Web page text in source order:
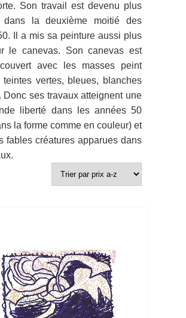
Son travail est devenu plus
dans la deuxième moitié des
Il a mis sa peinture aussi plus
le canevas. Son canevas est
avec les masses peint
vertes, bleues, blanches
Donc ses travaux atteignent une
liberté dans les années 50
la forme comme en couleur) et
fables créatures apparues dans